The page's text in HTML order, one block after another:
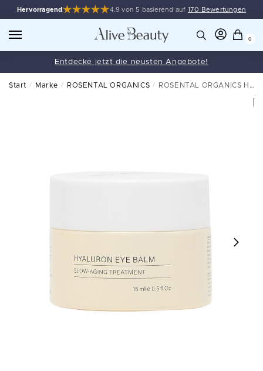
Hervorragend 4.9 von 5 basierend auf 170 Bewertungen
0
Entdecke jetzt die neusten Angebote!
Start / Marke / ROSENTAL ORGANICS / ROSENTAL ORGANICS Hyaluron Eye Balm